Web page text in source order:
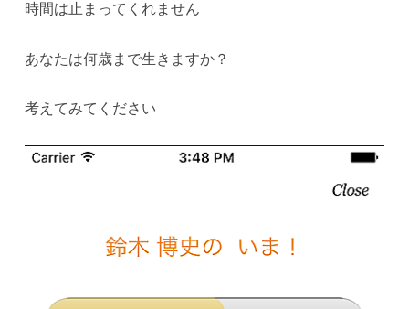
時間は止まってくれません
あなたは何歳まで生きますか？
考えてみてください